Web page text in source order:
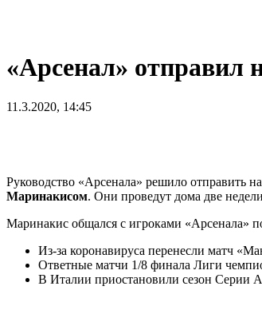
«Арсенал» отправил
11.3.2020, 14:45
Руководство «Арсенала» решило отправить
Маринакисом. Они проведут дома две
Маринакис общался с игроками «Арсенала»
Из-за коронавируса перенесли матч
Ответные матчи 1/8 финала Лиги
В Италии приостановили сезон Серии